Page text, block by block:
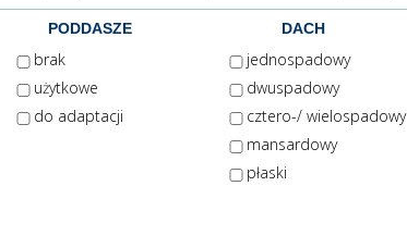
PODDASZE
brak
użytkowe
do adaptacji
DACH
jednospadowy
dwuspadowy
cztero-/ wielospadowy
mansardowy
płaski